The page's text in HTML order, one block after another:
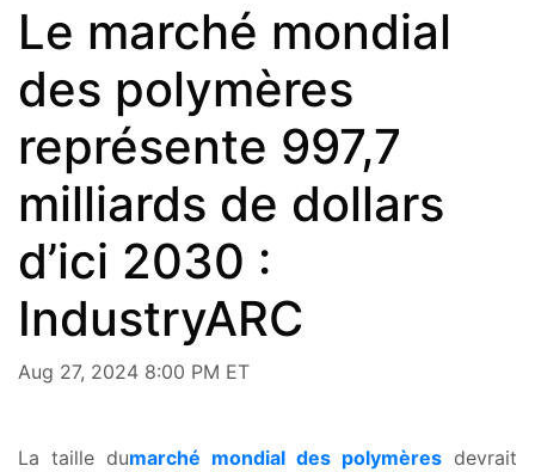
Le marché mondial
des polymères
représente 997,7
milliards de dollars
d’ici 2030 :
IndustryARC
Aug 27, 2024 8:00 PM ET
La taille dumarché mondial des polymères devrait